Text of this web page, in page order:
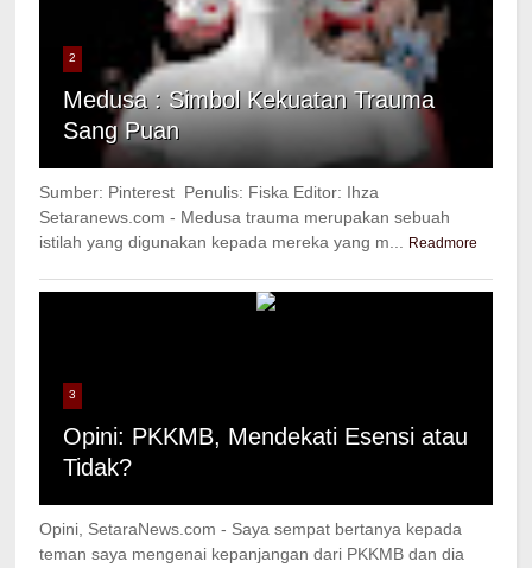
2
Medusa : Simbol Kekuatan Trauma
Sang Puan
Sumber: Pinterest Penulis: Fiska Editor: Ihza
Setaranews.com - Medusa trauma merupakan sebuah
istilah yang digunakan kepada mereka yang m...
Readmore
3
Opini: PKKMB, Mendekati Esensi atau
Tidak?
Opini, SetaraNews.com - Saya sempat bertanya kepada
teman saya mengenai kepanjangan dari PKKMB dan dia